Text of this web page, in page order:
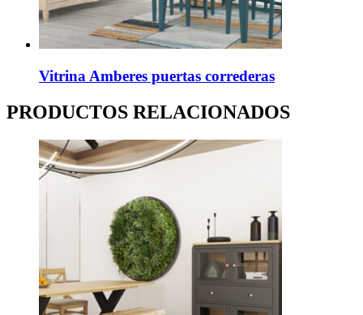
Vitrina Amberes puertas correderas
PRODUCTOS RELACIONADOS